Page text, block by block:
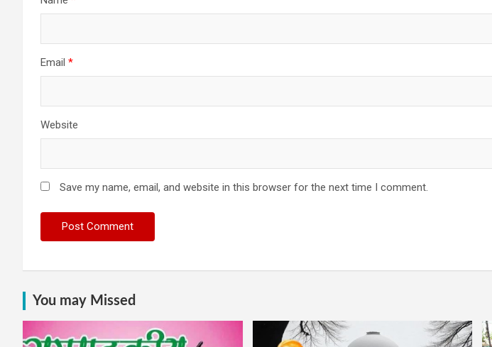
Email *
Website
Save my name, email, and website in this browser for the next time I comment.
You may Missed